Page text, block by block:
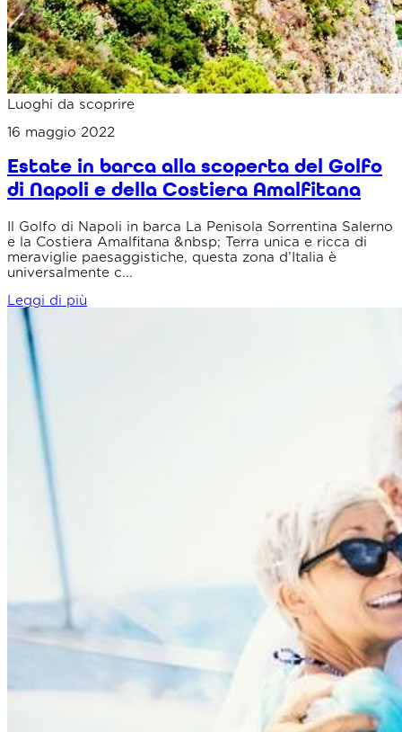
Luoghi da scoprire
16 maggio 2022
Estate in barca alla scoperta del Golfo
di Napoli e della Costiera Amalfitana
Il Golfo di Napoli in barca La Penisola Sorrentina Salerno
e la Costiera Amalfitana &nbsp; Terra unica e ricca di
meraviglie paesaggistiche, questa zona d’Italia è
universalmente c...
Leggi di più